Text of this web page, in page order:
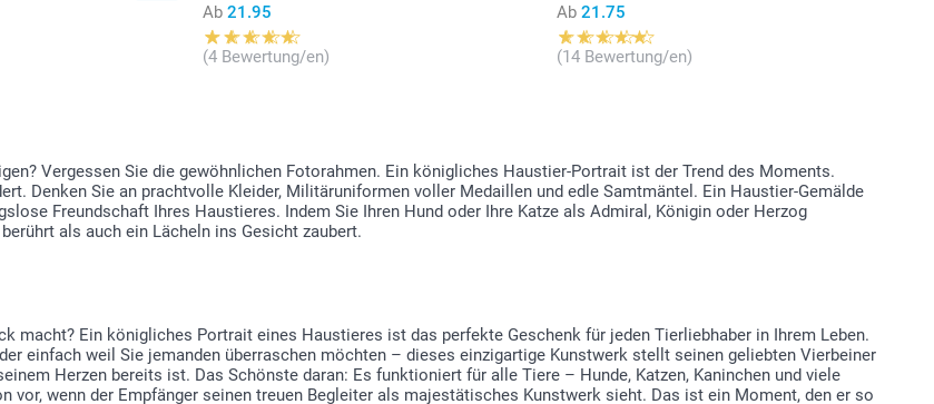
Ab 21.95
(4 Bewertung/en)
Ab 21.75
(14 Bewertung/en)
Vergessen Sie die gewöhnlichen Fotorahmen. Ein königliches Haustier-Portrait ist der Trend des Moments.
Denken Sie an prachtvolle Kleider, Militäruniformen voller Medaillen und edle Samtmäntel. Ein Haustier-Gemälde
Freundschaft Ihres Haustieres. Indem Sie Ihren Hund oder Ihre Katze als Admiral, Königin oder Herzog
als auch ein Lächeln ins Gesicht zaubert.
macht? Ein königliches Portrait eines Haustieres ist das perfekte Geschenk für jeden Tierliebhaber in Ihrem Leben.
einfach weil Sie jemanden überraschen möchten – dieses einzigartige Kunstwerk stellt seinen geliebten Vierbeiner
Herzen bereits ist. Das Schönste daran: Es funktioniert für alle Tiere – Hunde, Katzen, Kaninchen und viele
vor, wenn der Empfänger seinen treuen Begleiter als majestätisches Kunstwerk sieht. Das ist ein Moment, den er so